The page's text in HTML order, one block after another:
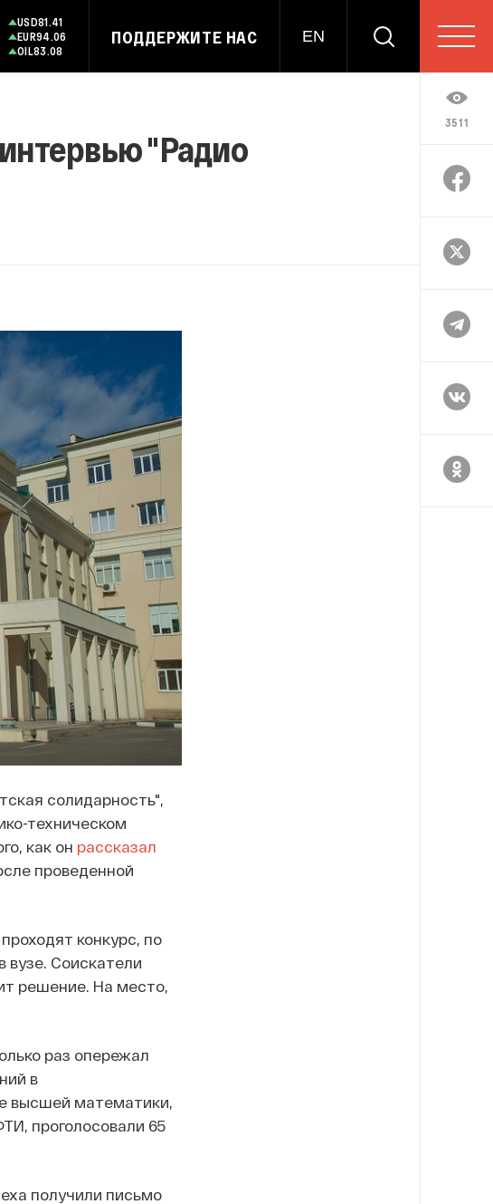
USD81.41
EUR94.06
OIL83.08
ПОДДЕРЖИТЕ НАС EN
3511
"Радио
солидарность",
техническом
как он рассказал
проведенной
конкурс, по
вузе. Соискатели
решение. На место,
раз опережал
в
высшей математики,
проголосовали 65
получили письмо